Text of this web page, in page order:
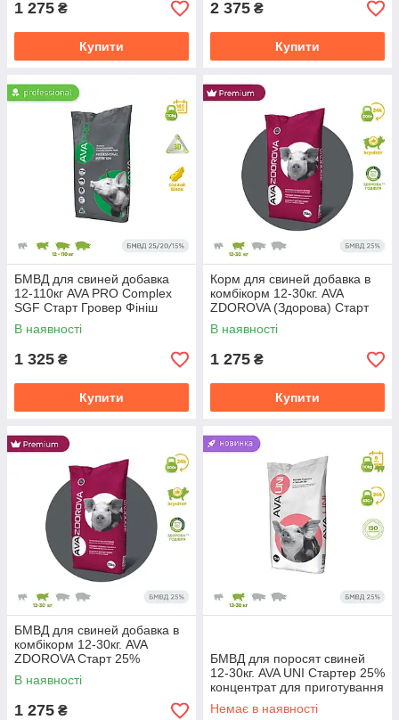
1 275 ₴
Купити
2 375 ₴
Купити
БМВД для свиней добавка
12-110кг AVA PRO Complex
SGF Старт Гровер Фініш
Універсальний
В наявності
1 325 ₴
Купити
Корм для свиней добавка в
комбікорм 12-30кг. AVA
ZDOROVA (Здорова) Старт
25% Фасовка 25кг. 1
В наявності
1 275 ₴
Купити
БМВД для свиней добавка в
комбікорм 12-30кг. AVA
ZDOROVA Старт 25%
В наявності
1 275 ₴
БМВД для поросят свиней
12-30кг. AVA UNI Стартер 25%
концентрат для приготування
повноцінного комбікорму
Немає в наявності